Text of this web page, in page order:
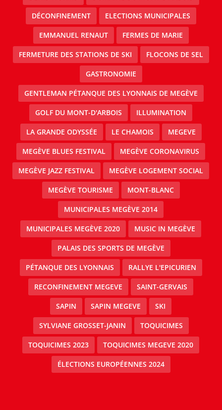
DÉCONFINEMENT ELECTIONS MUNICIPALES
EMMANUEL RENAUT FERMES DE MARIE
FERMETURE DES STATIONS DE SKI FLOCONS DE SEL
GASTRONOMIE
GENTLEMAN PÉTANQUE DES LYONNAIS DE MEGÈVE
GOLF DU MONT-D'ARBOIS ILLUMINATION
LA GRANDE ODYSSÉE LE CHAMOIS MEGEVE
MEGÈVE BLUES FESTIVAL MEGÈVE CORONAVIRUS
MEGÈVE JAZZ FESTIVAL MEGÈVE LOGEMENT SOCIAL
MEGÈVE TOURISME MONT-BLANC
MUNICIPALES MEGÈVE 2014
MUNICIPALES MEGÈVE 2020 MUSIC IN MEGÈVE
PALAIS DES SPORTS DE MEGÈVE
PÉTANQUE DES LYONNAIS RALLYE L'EPICURIEN
RECONFINEMENT MEGEVE SAINT-GERVAIS
SAPIN SAPIN MEGEVE SKI
SYLVIANE GROSSET-JANIN TOQUICIMES
TOQUICIMES 2023 TOQUICIMES MEGEVE 2020
ÉLECTIONS EUROPÉENNES 2024